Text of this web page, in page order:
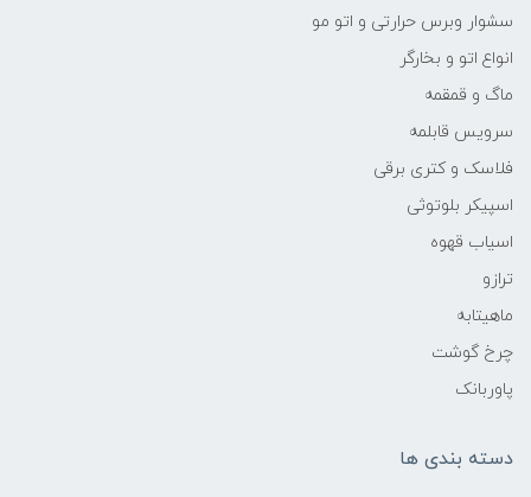
سشوار وبرس حرارتی و اتو مو
انواع اتو و بخارگر
ماگ و قمقمه
سرویس قابلمه
فلاسک و کتری برقی
اسپیکر بلوتوثی
اسیاب قهوه
ترازو
ماهیتابه
چرخ گوشت
پاوربانک
دسته بندی ها